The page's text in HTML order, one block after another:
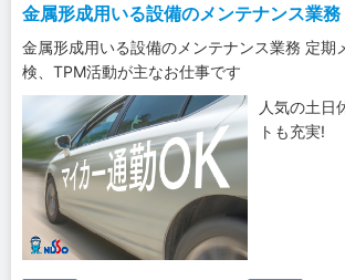
金属形成用いる設備のメンテナンス業務
金属形成用いる設備のメンテナンス業務 定期
検、TPM活動が主なお仕事です
人気の土日
トも充実!